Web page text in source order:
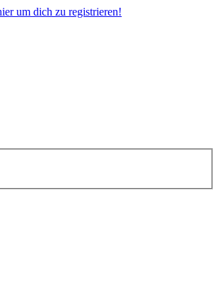
um dich zu registrieren!